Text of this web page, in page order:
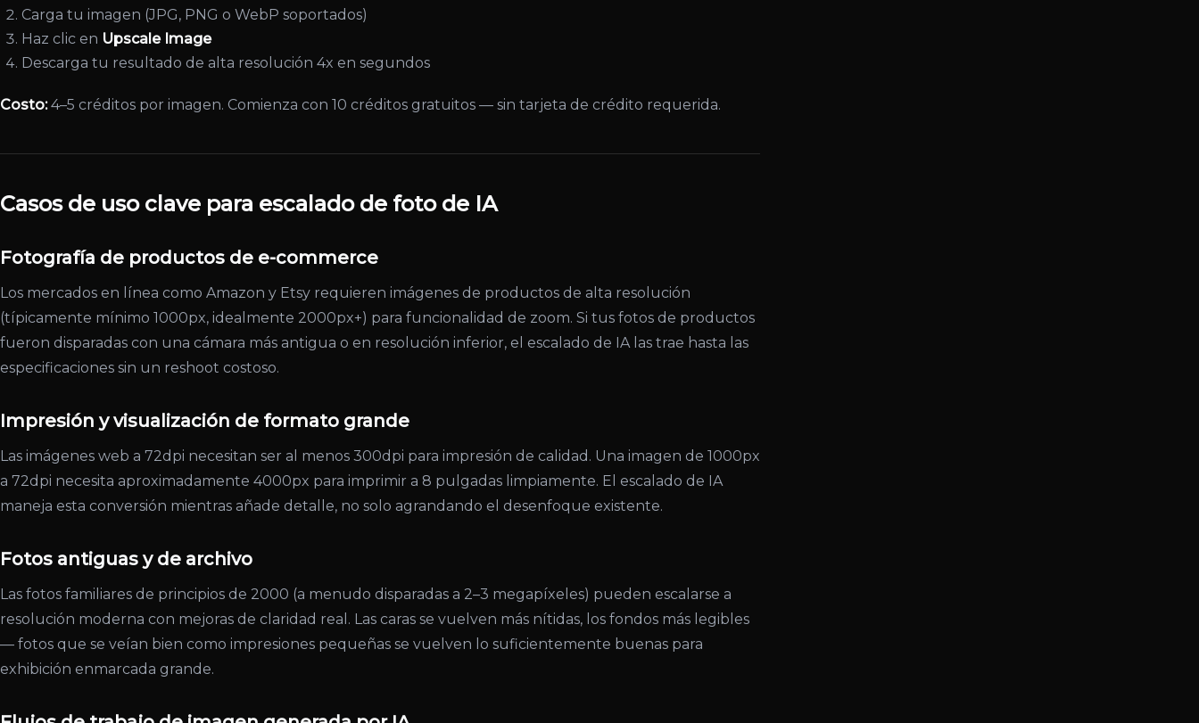
Carga tu imagen (JPG, PNG o WebP soportados)
Haz clic en Upscale Image
Descarga tu resultado de alta resolución 4x en segundos
Costo:4–5 créditos por imagen. Comienza con 10 créditos gratuitos — sin tarjeta de crédito requerida.
Casos de uso clave para escalado de foto de IA
Fotografía de productos de e-commerce
Los mercados en línea como Amazon y Etsy requieren imágenes de productos de alta resolución
(típicamente mínimo 1000px, idealmente 2000px+) para funcionalidad de zoom. Si tus fotos de productos
fueron disparadas con una cámara más antigua o en resolución inferior, el escalado de IA las trae hasta las
especificaciones sin un reshoot costoso.
Impresión y visualización de formato grande
Las imágenes web a 72dpi necesitan ser al menos 300dpi para impresión de calidad. Una imagen de 1000px
a 72dpi necesita aproximadamente 4000px para imprimir a 8 pulgadas limpiamente. El escalado de IA
maneja esta conversión mientras añade detalle, no solo agrandando el desenfoque existente.
Fotos antiguas y de archivo
Las fotos familiares de principios de 2000 (a menudo disparadas a 2–3 megapíxeles) pueden escalarse a
resolución moderna con mejoras de claridad real. Las caras se vuelven más nítidas, los fondos más legibles
— fotos que se veían bien como impresiones pequeñas se vuelven lo suficientemente buenas para
exhibición enmarcada grande.